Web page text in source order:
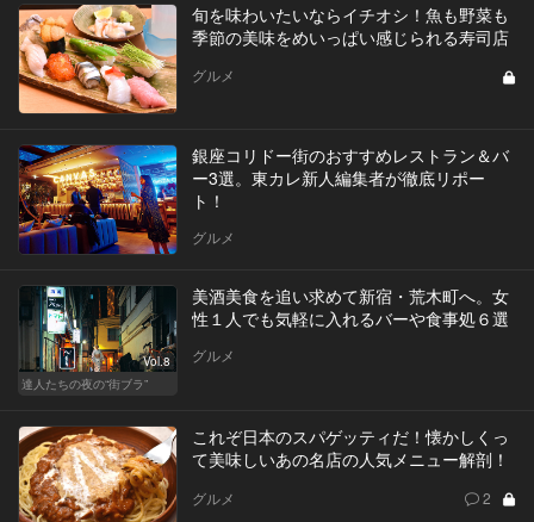
旬を味わいたいならイチオシ！魚も野菜も
季節の美味をめいっぱい感じられる寿司店
グルメ
銀座コリドー街のおすすめレストラン＆バ
ー3選。東カレ新人編集者が徹底リポー
ト！
グルメ
Vol.8
達人たちの夜の“街ブラ”
美酒美食を追い求めて新宿・荒木町へ。女
性１人でも気軽に入れるバーや食事処６選
グルメ
これぞ日本のスパゲッティだ！懐かしくっ
て美味しいあの名店の人気メニュー解剖！
グルメ 2